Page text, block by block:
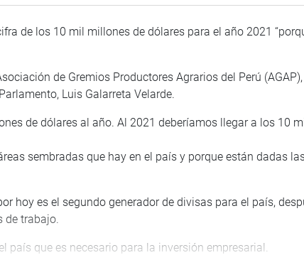
de los 10 mil millones de dólares para el año 2021
de Gremios Productores Agrarios del Perú
Luis Galarreta Velarde.
de dólares al año. Al 2021 deberíamos llegar a los 10
sembradas que hay en el país y porque están dadas
hoy es el segundo generador de divisas para el país,
de trabajo.
país que es necesario para la inversión empresarial.